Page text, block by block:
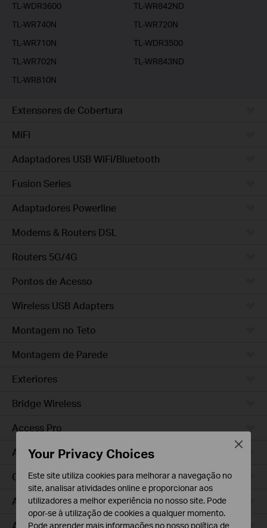
TL-WDR3600
TL-WR842ND
TL-WR740N
TL-WR720N
TL-WR710N
TL-WDR3500
TL-WR702N
TL-WR843ND
TL-WR810N
Extensores de Cobertura
MiFi
Adaptadores USB WiFi/Bluetooth
Fusion Series
Adaptadores Powerline
Modems & Routers DSL
Routers 5G/4G
Pontos de Acesso
Wireless USB Adapters
Montagem no Teto
Montagem de Parede
Exteriores
Bridge Wireless
Access Pro
Access Plus
GPON
Agile
Access
Your Privacy Choices
Este site utiliza cookies para melhorar a navegação no
site, analisar atividades online e proporcionar aos
utilizadores a melhor experiência no nosso site. Pode
opor-se à utilização de cookies a qualquer momento.
Pode aprender mais informações no nosso política de
Close